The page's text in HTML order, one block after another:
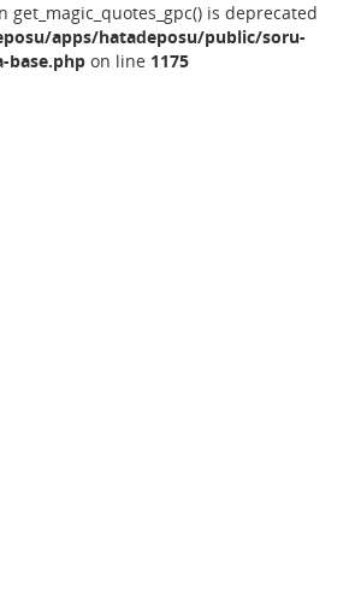
get_magic_quotes_gpc() is deprecated
apps/hatadeposu/public/soru-
base.php on line 1175